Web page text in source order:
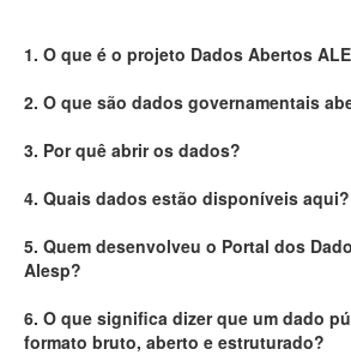
Administração
Legislação
1. O que é o projeto Dados Abertos
2. O que são dados governamentais
3. Por quê abrir os dados?
4. Quais dados estão disponíveis aqui?
5. Quem desenvolveu o Portal dos
Alesp?
6. O que significa dizer que um dado
formato bruto, aberto e estruturado?